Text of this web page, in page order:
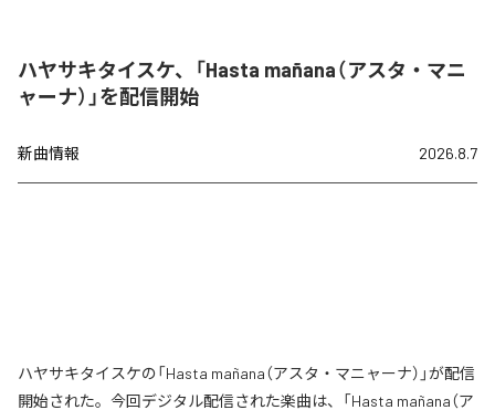
ハヤサキタイスケ、「Hasta mañana（アスタ・マニ
ャーナ）」を配信開始
新曲情報 2026.8.7
ハヤサキタイスケの「Hasta mañana（アスタ・マニャーナ）」が配信
開始された。今回デジタル配信された楽曲は、「Hasta mañana（ア